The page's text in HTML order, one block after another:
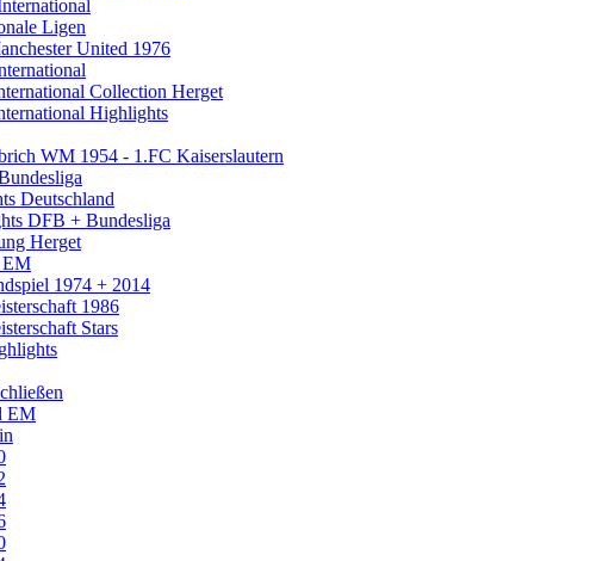
Ligen
United 1976
Collection Herget
Highlights
WM 1954 - 1.FC Kaiserslautern
Deutschland
DFB + Bundesliga
Herget
1974 + 2014
1986
Stars
EM